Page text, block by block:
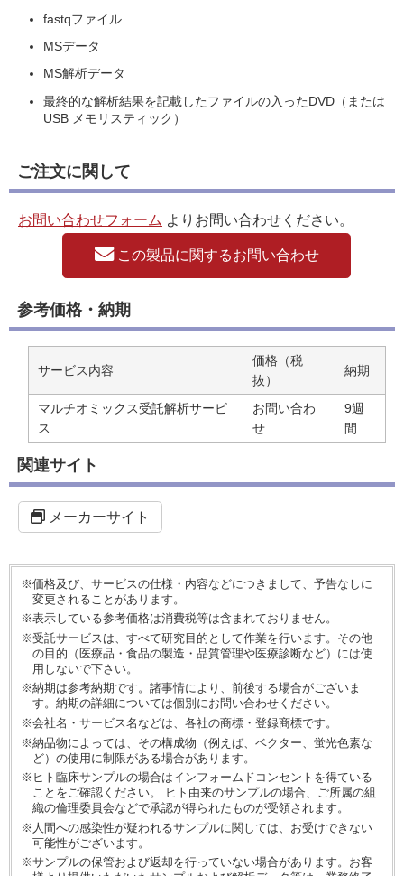
fastqファイル
MSデータ
MS解析データ
最終的な解析結果を記載したファイルの入ったDVD（または
USB メモリスティック）
ご注文に関して
お問い合わせフォーム よりお問い合わせください。
この製品に関するお問い合わせ
参考価格・納期
サービス内容
価格（税
抜）
納期
マルチオミックス受託解析サービ
ス
お問い合わ
せ
9週
間
関連サイト
メーカーサイト
※価格及び、サービスの仕様・内容などにつきまして、予告なしに
変更されることがあります。
※表示している参考価格は消費税等は含まれておりません。
※受託サービスは、すべて研究目的として作業を行います。その他
の目的（医療品・食品の製造・品質管理や医療診断など）には使
用しないで下さい。
※納期は参考納期です。諸事情により、前後する場合がございま
す。納期の詳細については個別にお問い合わせください。
※会社名・サービス名などは、各社の商標・登録商標です。
※納品物によっては、その構成物（例えば、ベクター、蛍光色素な
ど）の使用に制限がある場合があります。
※ヒト臨床サンプルの場合はインフォームドコンセントを得ている
ことをご確認ください。 ヒト由来のサンプルの場合、ご所属の組
織の倫理委員会などで承認が得られたものが受領されます。
※人間への感染性が疑われるサンプルに関しては、お受けできない
可能性がございます。
※サンプルの保管および返却を行っていない場合があります。お客